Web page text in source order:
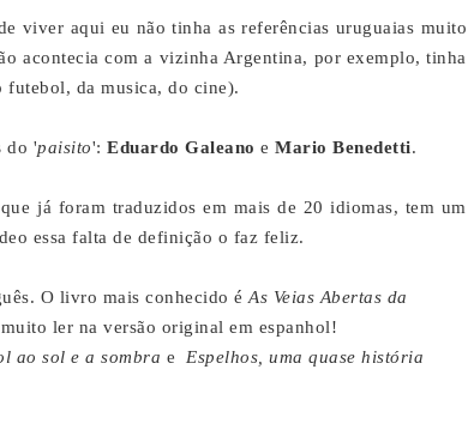
viver aqui eu não tinha as referências uruguaias muito
acontecia com a vizinha Argentina, por exemplo, tinha
futebol, da musica, do cine).
do 'paisito': Eduardo Galeano e Mario Benedetti.
já foram traduzidos em mais de 20 idiomas, tem um
essa falta de definição o faz feliz.
O livro mais conhecido é As Veias Abertas da
ler na versão original em espanhol!
ao sol e a sombra e
Espelhos, uma quase história